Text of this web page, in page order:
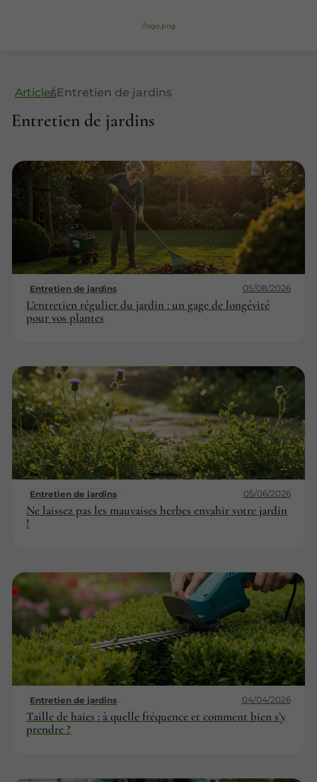
/logo.png
ArticlesEntretien de jardins
Entretien de jardins
Entretien de jardins 05/08/2026
L’entretien régulier du jardin : un gage de longévité
pour vos plantes
Entretien de jardins 05/06/2026
Ne laissez pas les mauvaises herbes envahir votre jardin
!
Entretien de jardins 04/04/2026
Taille de haies : à quelle fréquence et comment bien s’y
prendre ?